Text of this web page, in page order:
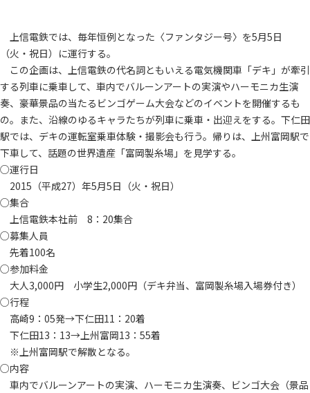
上信電鉄では、毎年恒例となった〈ファンタジー号〉を5月5日
（火・祝日）に運行する。
この企画は、上信電鉄の代名詞ともいえる電気機関車「デキ」が牽引
する列車に乗車して、車内でバルーンアートの実演やハーモニカ生演
奏、豪華景品の当たるビンゴゲーム大会などのイベントを開催するも
の。また、沿線のゆるキャラたちが列車に乗車・出迎えをする。下仁田
駅では、デキの運転室乗車体験・撮影会も行う。帰りは、上州富岡駅で
下車して、話題の世界遺産「富岡製糸場」を見学する。
○運行日
2015（平成27）年5月5日（火・祝日）
○集合
上信電鉄本社前 8：20集合
○募集人員
先着100名
○参加料金
大人3,000円 小学生2,000円（デキ弁当、富岡製糸場入場券付き）
○行程
高崎9：05発→下仁田11：20着
下仁田13：13→上州富岡13：55着
※上州富岡駅で解散となる。
○内容
車内でバルーンアートの実演、ハーモニカ生演奏、ビンゴ大会（景品